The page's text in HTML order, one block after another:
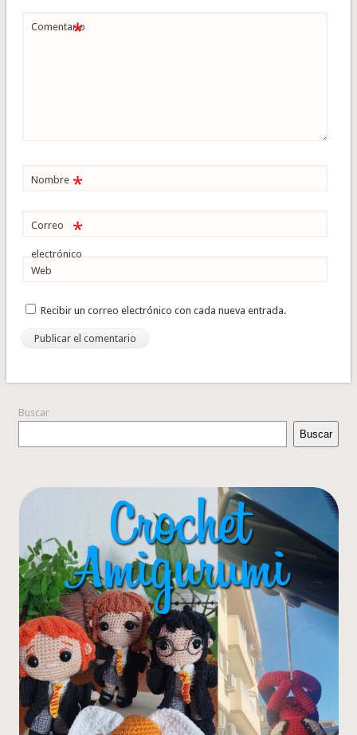
Comentario
*
Nombre *
Correo
electrónico
*
Web
Recibir un correo electrónico con cada nueva entrada.
Buscar
Buscar